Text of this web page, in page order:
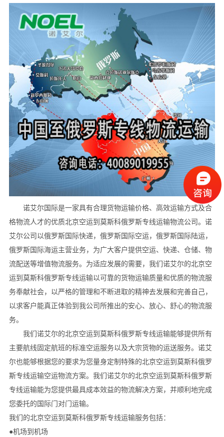
诺艾尔国际是一家具有合理货物运输价格、高效运输方式及合
格物流人才的优质北京空运到莫斯科俄罗斯专线运输物流公司。诺
艾尔公司以俄罗斯国际快递，俄罗斯国际空运，俄罗斯国际陆运，
俄罗斯国际海运主营业务，为广大客户提供空运、快递、仓储、物
流配送等增值物流服务。为适应发展的需要，我们诺艾尔的北京空
运到莫斯科俄罗斯专线运输以可靠的货物运输质量和优质的物流服
务奉献社会，以严格的管理和不断进取的精神去发展和完善自己，
以求客户能真正体验到我公司所推出的安心、放心、舒心的物流服
务。
我们诺艾尔的北京空运到莫斯科俄罗斯专线运输能够提供所有
主要航线固定航班的标准空运服务以及大宗货物的运送服务。诺艾
尔也能够根据您的要求为您量身定制特殊的北京空运到莫斯科俄罗
斯专线运输空运物流方案。我们诺艾尔的北京空运到莫斯科俄罗斯
专线运输能为您提供最具成本效益的物流解决方案，并顺利地完成
您委托的国际门对门运输。
我们的北京空运到莫斯科俄罗斯专线运输服务包括：
●机场到机场